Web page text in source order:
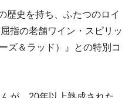
歴史を持ち、ふたつのロイ
指の老舗ワイン・スピリッ
ズ＆ラッド）』との特別コ